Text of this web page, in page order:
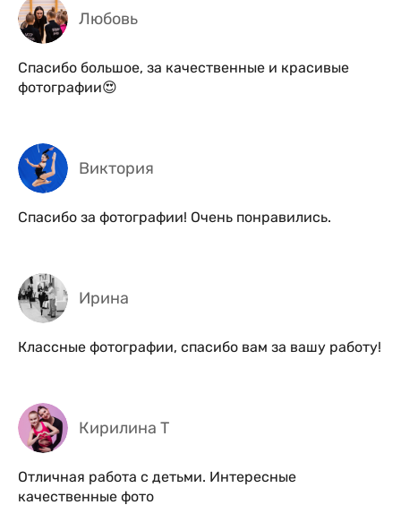
Любовь
Спасибо большое, за качественные и красивые
фотографии😍
Виктория
Спасибо за фотографии! Очень понравились.
Ирина
Классные фотографии, спасибо вам за вашу работу!
Кирилина Т
Отличная работа с детьми. Интересные
качественные фото